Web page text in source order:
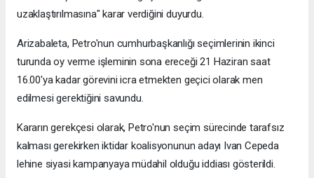
uzaklaştırılmasına" karar verdiğini duyurdu.
Arizabaleta, Petro'nun cumhurbaşkanlığı seçimlerinin ikinci
turunda oy verme işleminin sona ereceği 21 Haziran saat
16.00'ya kadar görevini icra etmekten geçici olarak men
edilmesi gerektiğini savundu.
Kararın gerekçesi olarak, Petro'nun seçim sürecinde tarafsız
kalması gerekirken iktidar koalisyonunun adayı Ivan Cepeda
lehine siyasi kampanyaya müdahil olduğu iddiası gösterildi.